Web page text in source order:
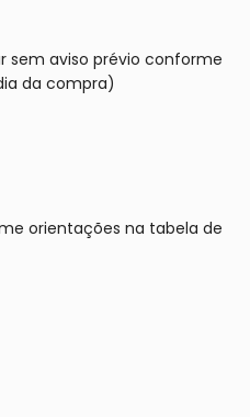
sem aviso prévio conforme
da compra)
orientações na tabela de